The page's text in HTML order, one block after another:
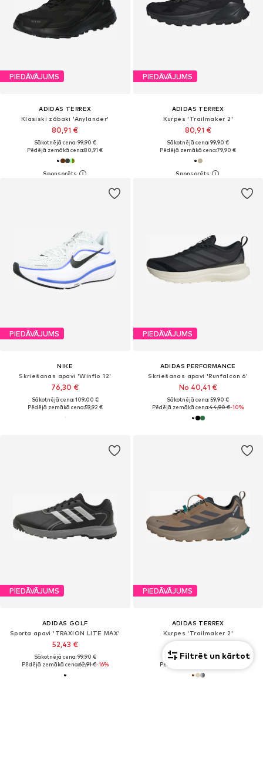
PIEDĀVĀJUMS
ADIDAS TERREX
Klasiski zābaki 'Anylander'
80,91 €
Sākotnējā cena: 99,90 €
Pēdējā zemākā cena:80,91 €
PIEDĀVĀJUMS
ADIDAS TERREX
Kurpes 'Trailmaker 2'
80,91 €
Sākotnējā cena: 99,90 €
Pēdējā zemākā cena:79,90 €
PIEDĀVĀJUMS
NIKE
Skriešanas apavi 'Winflo 12'
76,30 €
Sākotnējā cena: 109,00 €
Pēdējā zemākā cena:59,92 €
PIEDĀVĀJUMS
ADIDAS PERFORMANCE
Skriešanas apavi 'Runfalcon 6'
No 40,41 €
Sākotnējā cena: 59,90 €
Pēdējā zemākā cena:44,90 €-10%
PIEDĀVĀJUMS
ADIDAS GOLF
Sporta apavi 'TRAXION LITE MAX'
52,43 €
Sākotnējā cena: 99,90 €
Pēdējā zemākā cena:62,91 €-16%
PIEDĀVĀJUMS
ADIDAS TERREX
Kurpes 'Trailmaker 2'
Sākotnējā cena: 129,00 €
Pēdējā zemākā cena:
Filtrēt un kārtot